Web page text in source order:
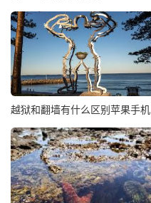
越狱和翻墙有什么区别苹果手机